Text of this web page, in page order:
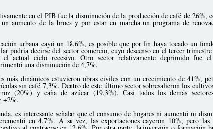
en el PIB fue la disminución de la producción de café de 26%,
aumento de la broca y por estar en marcha un programa de
urbana cayó un 18,6%, es posible que por fin haya tocado un
podría decirse del sector comercio, cuyo descenso en el tercer
actual ciclo recesivo. Otro sector relativamente deprimido fue
una disminución de 4,7%.
más dinámicos estuvieron obras civiles con un crecimiento de 41%,
sin café 7,3%. Dentro de este último sector sobresalieron los
(20%) y caña de azúcar (19,3%). Casi todos los demás
+2%.
es interesante señalar que el consumo de hogares ni aumentó ni
en 4,7%. A su vez, las exportaciones cayeron 10%, pero las